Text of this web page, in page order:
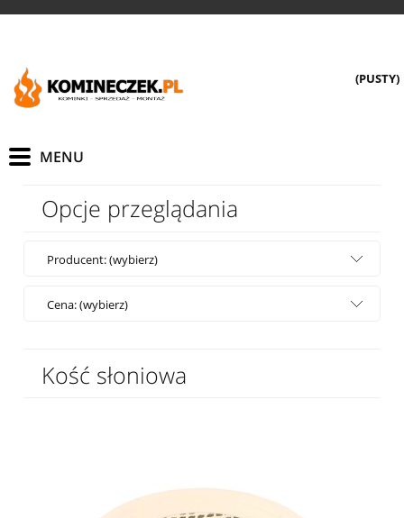
(PUSTY)
Opcje przeglądania
Producent: (wybierz)
Cena: (wybierz)
Kość słoniowa